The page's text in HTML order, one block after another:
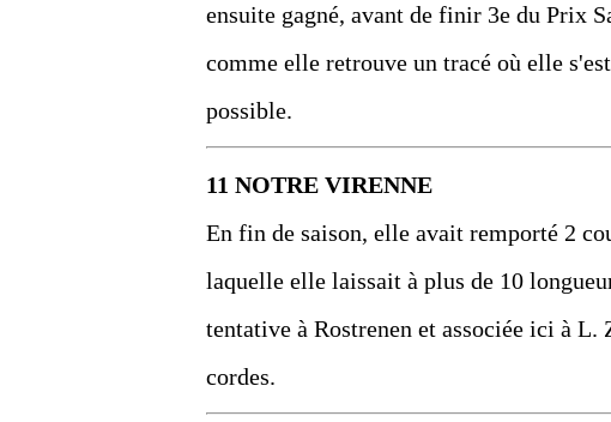
ensuite gagné, avant de finir 3e du Prix
comme elle retrouve un tracé où elle
possible.
11 NOTRE VIRENNE
En fin de saison, elle avait remporté 2
laquelle elle laissait à plus de 10
tentative à Rostrenen et associée ici à L.
cordes.